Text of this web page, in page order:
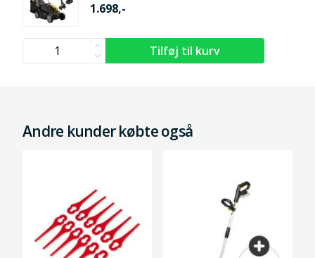
1.698,-
Andre kunder købte også